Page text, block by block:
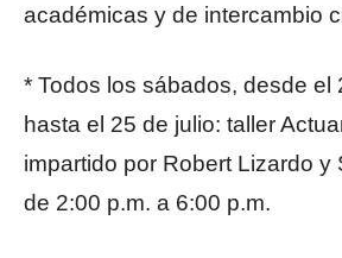
académicas y de intercambio
* Todos los sábados, desde el
hasta el 25 de julio: taller
impartido por Robert Lizardo y
de 2:00 p.m. a 6:00 p.m.